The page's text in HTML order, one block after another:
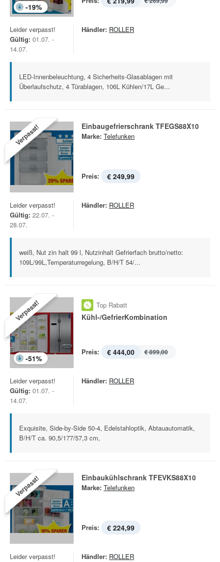
-19%
Leider verpasst!
Gültig: 01.07. -
14.07.
Händler: ROLLER
LED-Innenbeleuchtung, 4 Sicherheits-Glasablagen mit
Überlaufschutz, 4 Türablagen, 106L Kühlen/17L Ge...
Verpasst! Einbaugefrierschrank TFEGS88X10
Marke: Telefunken
Preis: € 249,99
Leider verpasst!
Gültig: 22.07. -
28.07.
Händler: ROLLER
weiß, Nut zin halt 99 l, Nutzinhalt Gefrierfach brutto/netto:
109L/99L,Temperaturregelung, B/H/T 54/...
Verpasst!
-51%
Top Rabatt
Kühl-/GefrierKombination
Preis: € 444,00 € 899,00
Leider verpasst!
Gültig: 01.07. -
14.07.
Händler: ROLLER
Exquisite, Side-by-Side 50-4, Edelstahloptik, Abtauautomatik,
B/H/T ca. 90,5/177/57,3 cm,
Verpasst! Einbaukühlschrank TFEVKS88X10
Marke: Telefunken
Preis: € 224,99
Leider verpasst!
Händler: ROLLER